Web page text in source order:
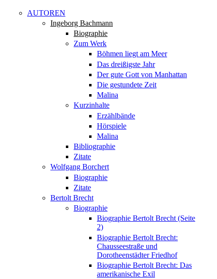
AUTOREN
Ingeborg Bachmann
Biographie
Zum Werk
Böhmen liegt am Meer
Das dreißigste Jahr
Der gute Gott von Manhattan
Die gestundete Zeit
Malina
Kurzinhalte
Erzählbände
Hörspiele
Malina
Bibliographie
Zitate
Wolfgang Borchert
Biographie
Zitate
Bertolt Brecht
Biographie
Biographie Bertolt Brecht (Seite
2)
Biographie Bertolt Brecht:
Chausseestraße und
Dorotheenstädter Friedhof
Biographie Bertolt Brecht: Das
amerikanische Exil